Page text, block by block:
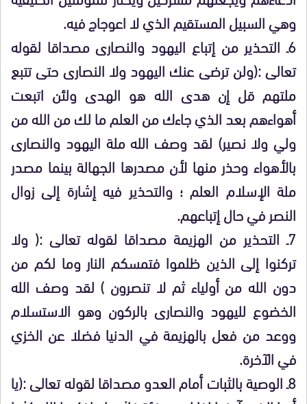
وهي السبيل المستقيم الذي لا اعوجاج فيه.
6ـ التحذير من إتباع اليهود والنصارى مصداقا لقوله
تعالى :(ولن ترضى عنك اليهود ولا النصارى حتى تتبع
ملتهم قل إن هدى الله هو الهدى ولئن اتبعت
أهواءهم بعد الذي جاءك من العلم ما لك من الله من
ولي ولا نصير) لقد وصف الله ملة اليهود والنصارى
بالأهواء وحذر منها لأن مصدرها الجهالة بينما مصدر
ملة الإسلام العلم ؛ والتحذير فيه إشارة إلى زوال
النصر في حال إتباعهم.
7ـ التحذير من الهزيمة مصداقا لقوله تعالى :( ولا
تركنوا إلى الذين ظلموا فتمسكم النار وما لكم من
دون الله من أولياء ثم لا تنصرون ) لقد وصف الله
الخضوع لليهود والنصارى بالركون وهو الاستسلام
ووعد من فعل بالهزيمة في الدنيا فضلا عن الخزي
في الآخرة.
8ـ الوصية بالثبات أمام العدو مصداقا لقوله تعالى :(يا